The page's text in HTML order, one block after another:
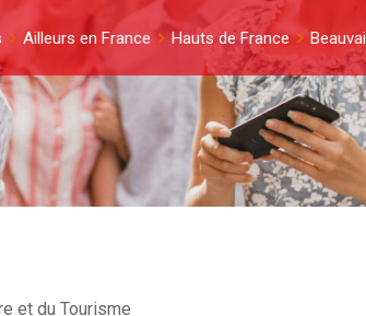
Ailleurs en France Hauts de France
et du Tourisme